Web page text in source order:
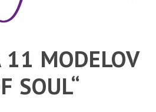
11 MODELOV
SOUL“